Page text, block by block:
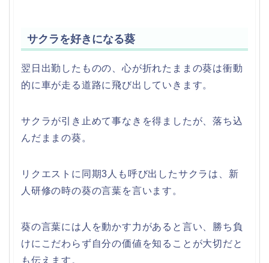
サクラを好きになる葵
翌日出勤したものの、心が折れたままの葵は衝動
的に車が走る道路に飛び出していきます。
サクラが引き止めて事なきを得ましたが、落ち込
んだままの葵。
リクエストに同期3人も呼び出したサクラは、新
人研修の時の葵の言葉を言います。
葵の言葉には人を動かす力があると言い、勝ち負
けにこだわらず自分の価値を知ることが大切だと
も伝えます。